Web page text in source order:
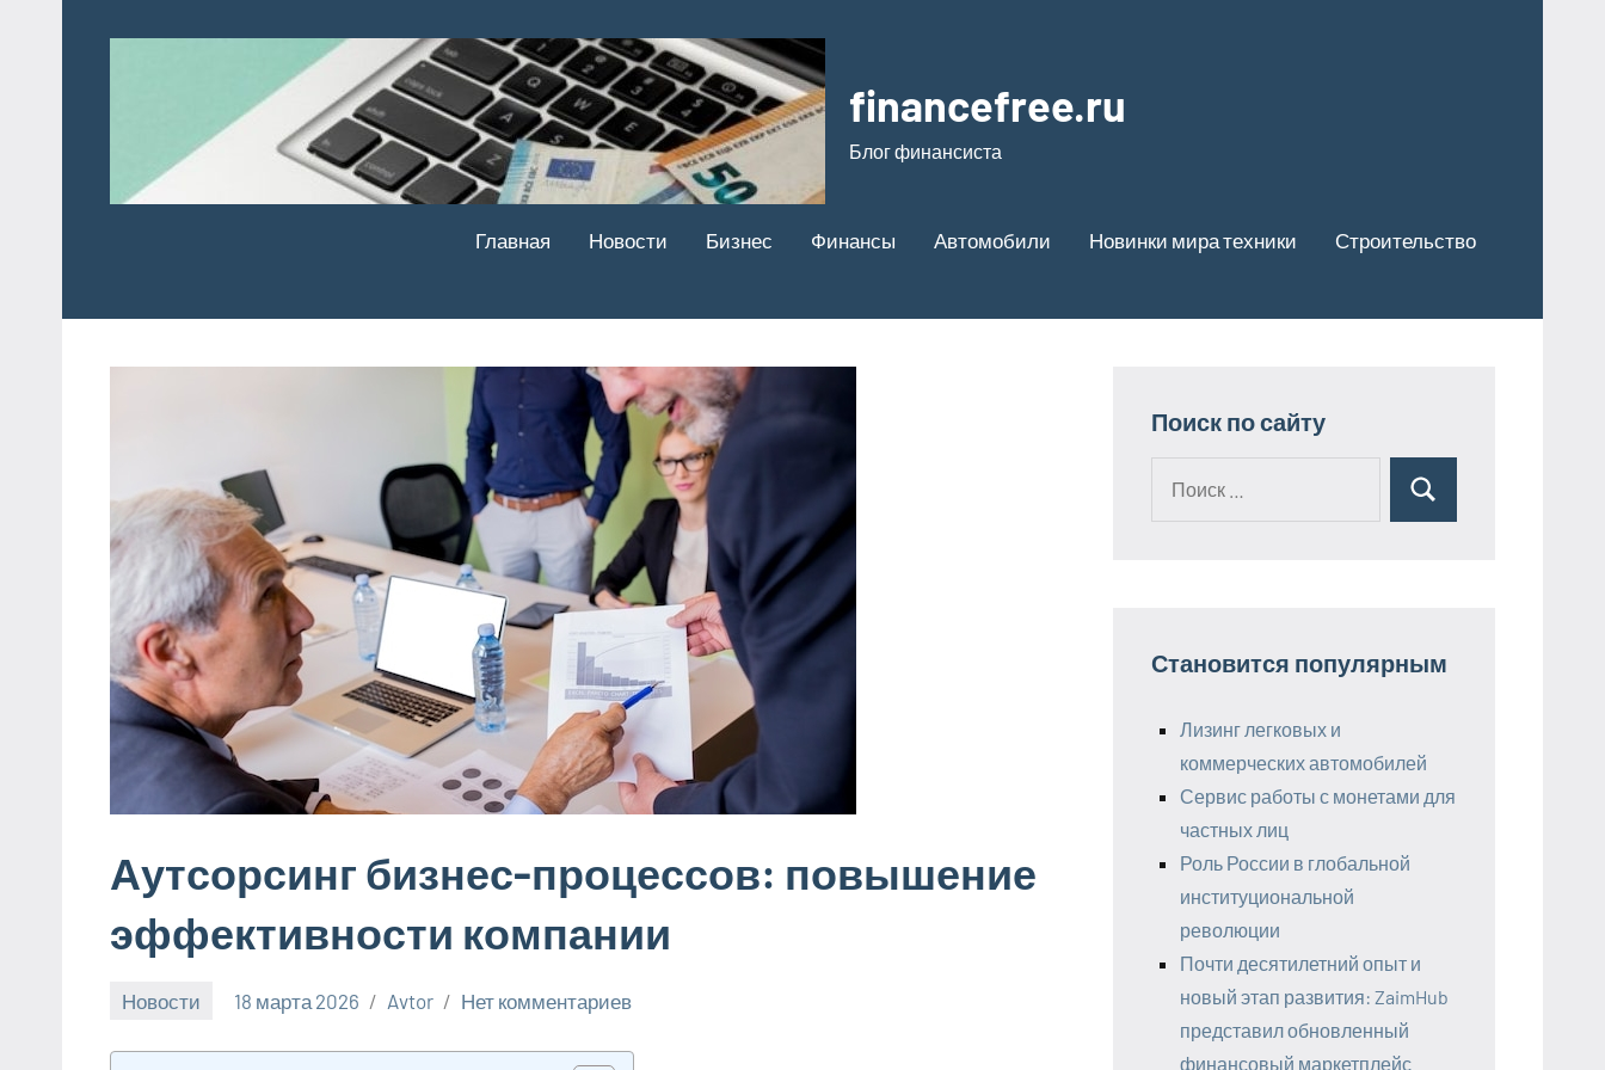
financefree.ru
Блог финансиста
Главная Новости Бизнес Финансы Автомобили Новинки мира техники Строительство
Аутсорсинг бизнес-процессов: повышение
эффективности компании
Новости 18 марта 2026 Avtor Нет комментариев
Поиск по сайту
Поиск
Становится популярным
Лизинг легковых и
коммерческих автомобилей
Сервис работы с монетами для
частных лиц
Роль России в глобальной
институциональной
революции
Почти десятилетний опыт и
новый этап развития: ZaimHub
представил обновленный
финансовый маркетплейс